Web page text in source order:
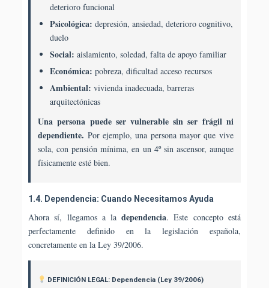
deterioro funcional
Psicológica: depresión, ansiedad, deterioro cognitivo,
duelo
Social: aislamiento, soledad, falta de apoyo familiar
Económica: pobreza, dificultad acceso recursos
Ambiental: vivienda inadecuada, barreras
arquitectónicas
Una persona puede ser vulnerable sin ser frágil ni
dependiente. Por ejemplo, una persona mayor que vive
sola, con pensión mínima, en un 4º sin ascensor, aunque
físicamente esté bien.
1.4. Dependencia: Cuando Necesitamos Ayuda
Ahora sí, llegamos a ladependencia. Este concepto está
perfectamente definido en la legislación española,
concretamente en la Ley 39/2006.
DEFINICIÓN LEGAL: Dependencia (Ley 39/2006)